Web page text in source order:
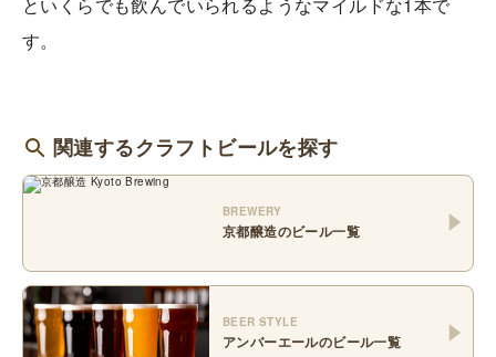
す。
関連するクラフトビールを探す
BREWERY
京都醸造のビール一覧
BEER STYLE
アンバーエールのビール一覧